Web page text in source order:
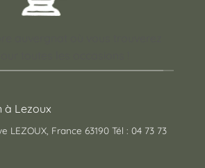
à Lezoux
LEZOUX, France 63190 Tél : 04 73 73